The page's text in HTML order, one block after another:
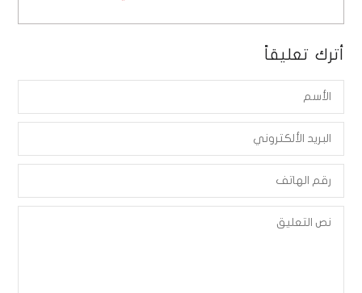
أترك تعليقاً